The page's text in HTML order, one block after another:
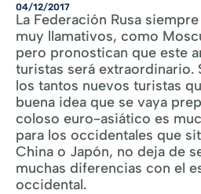
04/12/2017
La Federación Rusa
muy llamativos, como
pero pronostican que este
turistas será extraordinario.
los tantos nuevos turistas
buena idea que se vaya
coloso euro-asiático es
para los occidentales que
China o Japón, no deja de
muchas diferencias con el
occidental.